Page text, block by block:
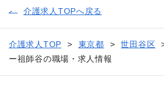
介護求人TOPへ戻る
介護求人TOP 東京都 世田谷区
ー祖師谷の職場・求人情報